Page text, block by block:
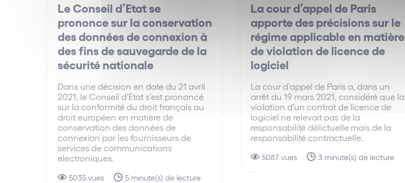
Le Conseil d’Etat se
prononce sur la conservation
des données de connexion à
des fins de sauvegarde de la
sécurité nationale
Dans une décision en date du 21 avril
2021, le Conseil d’Etat s’est prononcé
sur la conformité du droit français au
droit européen en matière de
conservation des données de
connexion par les fournisseurs de
services de communications
électroniques.
5035 vues 5 minute(s) de lecture
La cour d’appel de Paris
apporte des précisions sur le
régime applicable en matière
de violation de licence de
logiciel
La cour d’appel de Paris a, dans un
arrêt du 19 mars 2021, considéré que la
violation d’un contrat de licence de
logiciel ne relevait pas de la
responsabilité délictuelle mais de la
responsabilité contractuelle.
5087 vues 3 minute(s) de lecture